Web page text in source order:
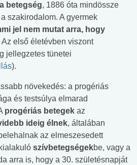
betegség, 1886 óta mindössze
szakirodalom. A gyermek
jel nem mutat arra, hogy
Az első életévben viszont
jellegzetes tünetei
).
növekedés: a progériás
és testsúlya elmarad
progériás betegek az
ideig élnek, általában
az elmeszesedett
szívbetegségekbe, vagy a
arra is, hogy a 30. születésnapját